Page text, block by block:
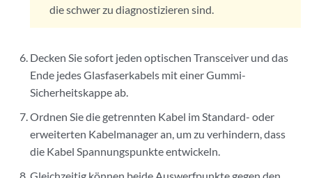
die schwer zu diagnostizieren sind.
Decken Sie sofort jeden optischen Transceiver und das
Ende jedes Glasfaserkabels mit einer Gummi-
Sicherheitskappe ab.
Ordnen Sie die getrennten Kabel im Standard- oder
erweiterten Kabelmanager an, um zu verhindern, dass
die Kabel Spannungspunkte entwickeln.